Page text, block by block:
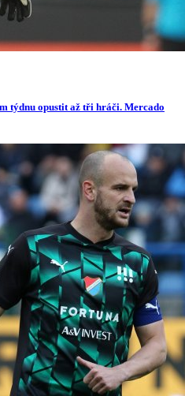
týdnu opustit až tři hráči. Mercado